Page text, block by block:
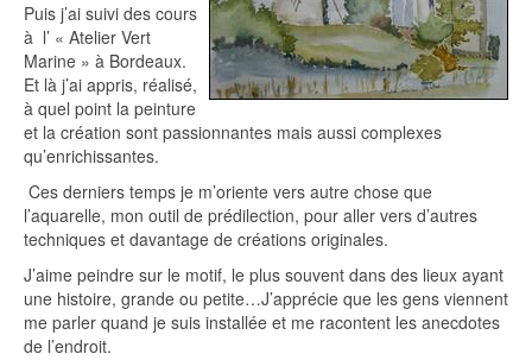
Puis j’ai suivi des cours
à l’ « Atelier Vert
Marine » à Bordeaux.
Et là j’ai appris, réalisé,
à quel point la peinture
et la création sont passionnantes mais aussi complexes
qu’enrichissantes.
Ces derniers temps je m’oriente vers autre chose que
l’aquarelle, mon outil de prédilection, pour aller vers d’autres
techniques et davantage de créations originales.
J’aime peindre sur le motif, le plus souvent dans des lieux ayant
une histoire, grande ou petite…J’apprécie que les gens viennent
me parler quand je suis installée et me racontent les anecdotes
de l’endroit.